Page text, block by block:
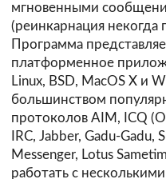
мгновенными
(реинкарнация некогда
Программа
платформенное
Linux, BSD, MacOS X и
большинством
протоколов AIM, ICQ
IRC, Jabber, Gadu-Gadu,
Messenger, Lotus
работать с